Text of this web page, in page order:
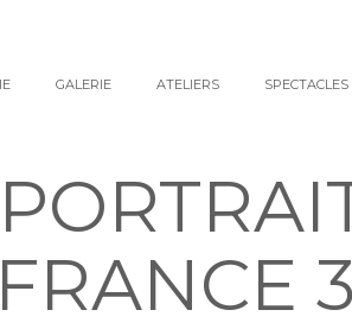
GALERIE ATELIERS SPECTACLES
FRANCE 3